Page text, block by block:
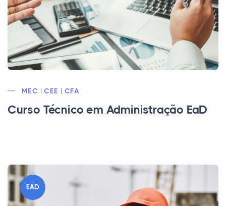
MEC | CEE | CFA
Curso Técnico em Administração EaD
EAD